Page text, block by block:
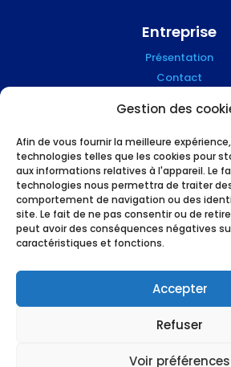
Gestion des
Afin de vous fournir la meilleure
technologies telles que les cookies pour
aux informations relatives à l'appareil. Le
technologies nous permettra de traiter
comportement de navigation ou des
site. Le fait de ne pas consentir ou de
peut avoir des conséquences négatives
caractéristiques et fonctions.
Accepter
Refuser
Voir préférences
Entreprise
Présentation
Contact
Mention Légales
Suivez-nous !
Grenoble !